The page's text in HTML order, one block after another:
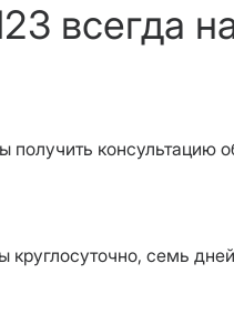
всегда
консультацию
семь